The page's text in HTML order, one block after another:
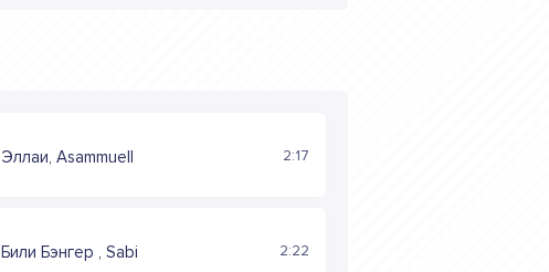
Эллаи, Asammuell 2:17
Били Бэнгер , Sabi 2:22